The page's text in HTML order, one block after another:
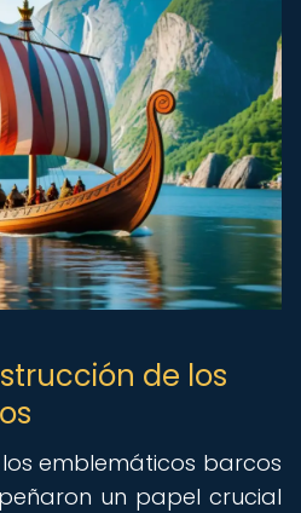
de los
emblemáticos barcos
un papel crucial